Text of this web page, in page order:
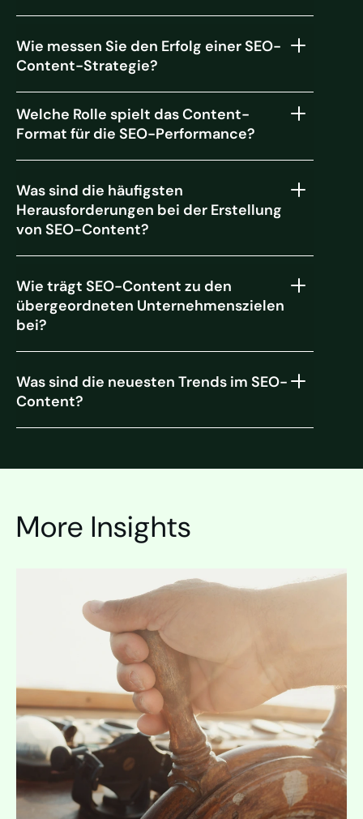
Wie messen Sie den Erfolg einer SEO-
Content-Strategie?
Welche Rolle spielt das Content-
Format für die SEO-Performance?
Was sind die häufigsten
Herausforderungen bei der Erstellung
von SEO-Content?
Wie trägt SEO-Content zu den
übergeordneten Unternehmenszielen
bei?
Was sind die neuesten Trends im SEO-
Content?
More Insights